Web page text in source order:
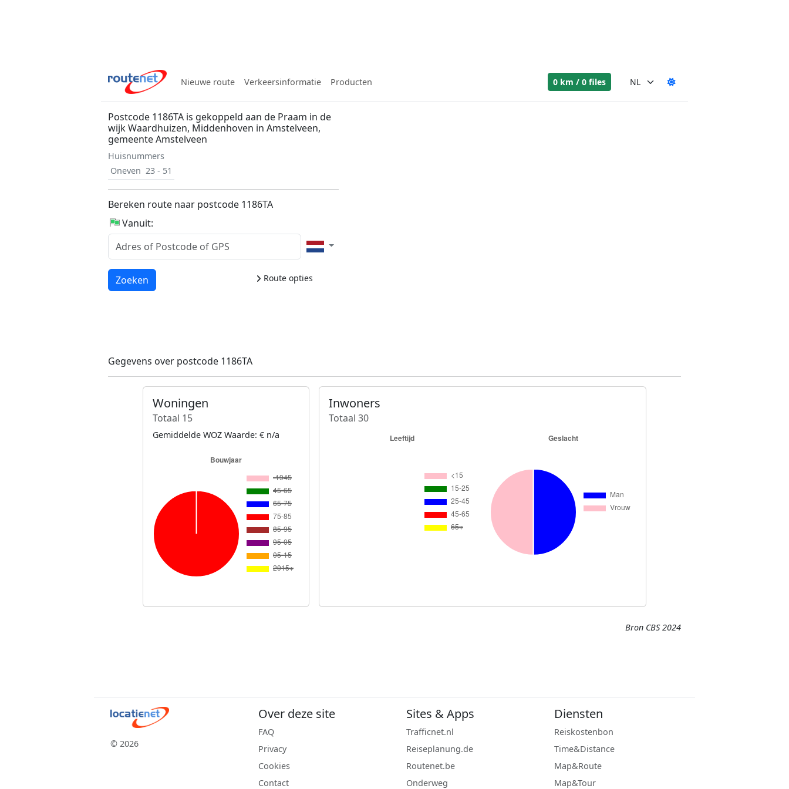
Nieuwe route Verkeersinformatie Producten 0 km / 0 files
Postcode 1186TA is gekoppeld aan de Praam in de
wijk Waardhuizen, Middenhoven in Amstelveen,
gemeente Amstelveen
Huisnummers
Oneven 23 - 51
Bereken route naar postcode 1186TA
Vanuit:
Route opties
Laden...
Zoeken
Gegevens over postcode 1186TA
Woningen
Totaal 15
Gemiddelde WOZ Waarde: € n/a
Inwoners
Totaal 30
Bron CBS 2024
© 2026
Over deze site
FAQ
Privacy
Cookies
Contact
Sites & Apps
Trafficnet.nl
Reiseplanung.de
Routenet.be
Onderweg
Diensten
Reiskostenbon
Time&Distance
Map&Route
Map&Tour